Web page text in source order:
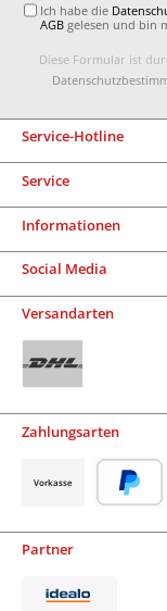
Ich habe die
AGB gelesen und bin
Diese Formular ist
Service-Hotline
Service
Informationen
Social Media
Versandarten
Zahlungsarten
Vorkasse
Partner